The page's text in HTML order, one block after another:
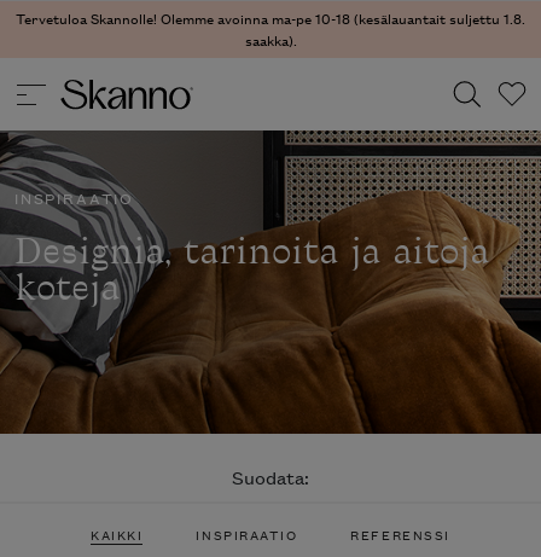
Tervetuloa Skannolle! Olemme avoinna ma-pe 10-18 (kesälauantait suljettu 1.8.
saakka).
Haku
Type 2 or more characters for results.
INSPIRAATIO
Designia, tarinoita ja aitoja
koteja
Suodata:
KAIKKI INSPIRAATIO REFERENSSI